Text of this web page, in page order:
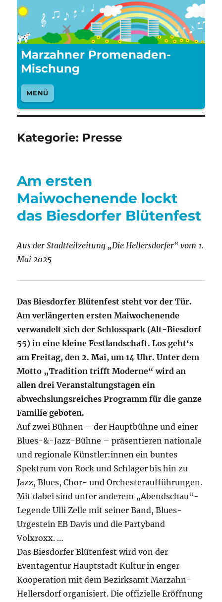
Marzahner Promenaden-
Mischung
MENÜ
Kategorie: Presse
Am ersten
Maiwochenende lockt
das Biesdorfer Blütenfest
Aus der Stadtteilzeitung „Die Hellersdorfer“ vom 1.
Mai 2025
Das Biesdorfer Blütenfest steht vor der Tür.
Am verlängerten ersten Maiwochenende
verwandelt sich der Schlosspark (Alt-Biesdorf
55) in eine kleine Festlandschaft. Los geht‘s
am Freitag, den 2. Mai, um 14 Uhr. Unter dem
Motto „Tradition trifft Moderne“ wird an
allen drei Veranstaltungstagen ein
abwechslungsreiches Programm für die ganze
Familie geboten.
Auf zwei Bühnen – der Hauptbühne und einer
Blues-&-Jazz-Bühne – präsentieren nationale
und regionale Künstler:innen ein buntes
Spektrum von Rock und Schlager bis hin zu
Jazz, Blues, Chor- und Orchesteraufführungen.
Mit dabei sind unter anderem „Abendschau“-
Legende Ulli Zelle mit seiner Band, Blues-
Urgestein EB Davis und die Partyband
Volxroxx. …
Das Biesdorfer Blütenfest wird von der
Eventagentur Hauptstadt Kultur in enger
Kooperation mit dem Bezirksamt Marzahn-
Hellersdorf organisiert. Die offizielle Eröffnung